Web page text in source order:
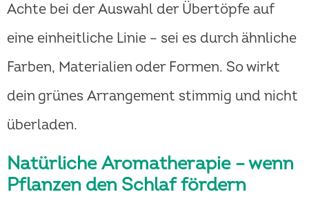
Achte bei der Auswahl der Übertöpfe auf
eine einheitliche Linie – sei es durch ähnliche
Farben, Materialien oder Formen. So wirkt
dein grünes Arrangement stimmig und nicht
überladen.
Natürliche Aromatherapie – wenn
Pflanzen den Schlaf fördern